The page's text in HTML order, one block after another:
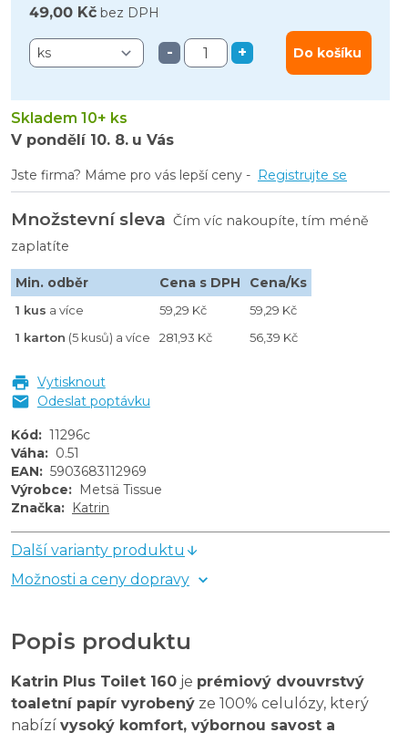
49,00 Kč bez DPH
- + Do košíku
Skladem 10+ ks
V pondělí 10. 8. u Vás
Jste firma? Máme pro vás lepší ceny - Registrujte se
Množstevní sleva Čím víc nakoupíte, tím méně
zaplatíte
Min. odběr Cena s DPH Cena/Ks
1 kus a více 59,29 Kč
59,29 Kč
1 karton (5 kusů) a více 281,93 Kč 56,39 Kč
Vytisknout
Odeslat poptávku
Kód: 11296c
Váha: 0.51
EAN: 5903683112969
Výrobce: Metsä Tissue
Značka: Katrin
Další varianty produktu
Možnosti a ceny dopravy
Popis produktu
Katrin Plus Toilet 160 je prémiový dvouvrstvý
toaletní papír vyrobený ze 100% celulózy, který
nabízí vysoký komfort, výbornou savost a